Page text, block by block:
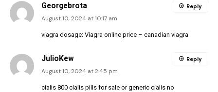
Georgebrota
August 10, 2024 at 10:17 am
viagra dosage: Viagra online price – canadian viagra
Reply
JulioKew
August 10, 2024 at 2:45 pm
cialis 800 cialis pills for sale orgeneric cialis no
Reply